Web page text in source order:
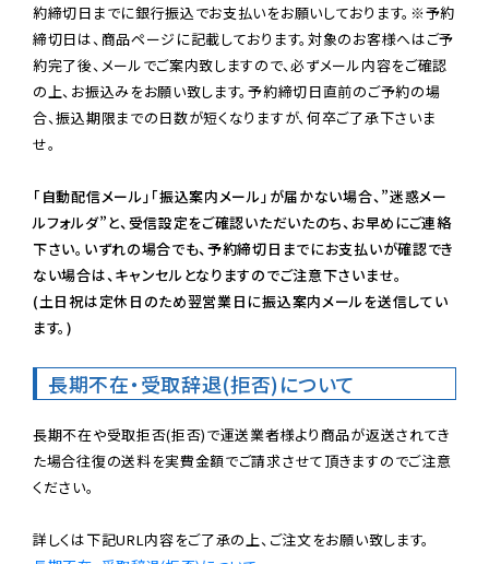
約締切日までに銀行振込でお支払いをお願いしております。※予約
締切日は、商品ページに記載しております。対象のお客様へはご予
約完了後、メールでご案内致しますので、必ずメール内容をご確認
の上、お振込みをお願い致します。予約締切日直前のご予約の場
合、振込期限までの日数が短くなりますが、何卒ご了承下さいま
せ。
「自動配信メール」「振込案内メール」が届かない場合、”迷惑メー
ルフォルダ”と、受信設定をご確認いただいたのち、お早めにご連絡
下さい。いずれの場合でも、予約締切日までにお支払いが確認でき
ない場合は、キャンセルとなりますのでご注意下さいませ。
(土日祝は定休日のため翌営業日に振込案内メールを送信してい
ます。)
長期不在・受取辞退(拒否)について
長期不在や受取拒否(拒否)で運送業者様より商品が返送されてき
た場合往復の送料を実費金額でご請求させて頂きますのでご注意
ください。